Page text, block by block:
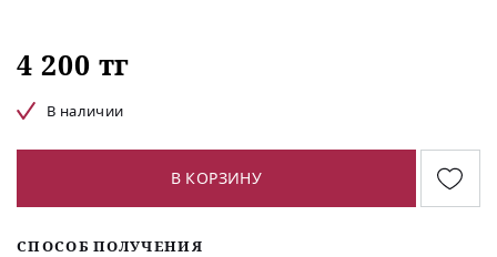
4 200 тг
В наличии
В КОРЗИНУ
СПОСОБ ПОЛУЧЕНИЯ